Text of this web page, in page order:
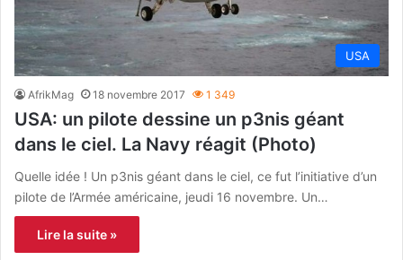
USA
AfrikMag 18 novembre 2017 1 349
USA: un pilote dessine un p3nis géant
dans le ciel. La Navy réagit (Photo)
Quelle idée ! Un p3nis géant dans le ciel, ce fut l’initiative d’un
pilote de l’Armée américaine, jeudi 16 novembre. Un…
Lire la suite »